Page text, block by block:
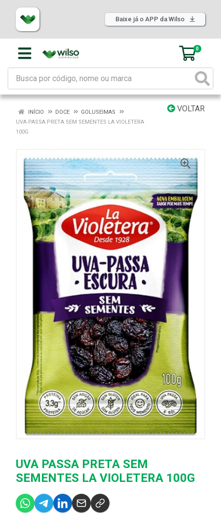
Baixe já o APP da Wilso
0
VOLTAR
INÍCIO DOCE
GOLUSEIMAS
UVA PASSA PRETA SEM SEMENTES LA VIOLETERA
100G
UVA PASSA PRETA SEM
SEMENTES LA VIOLETERA 100G